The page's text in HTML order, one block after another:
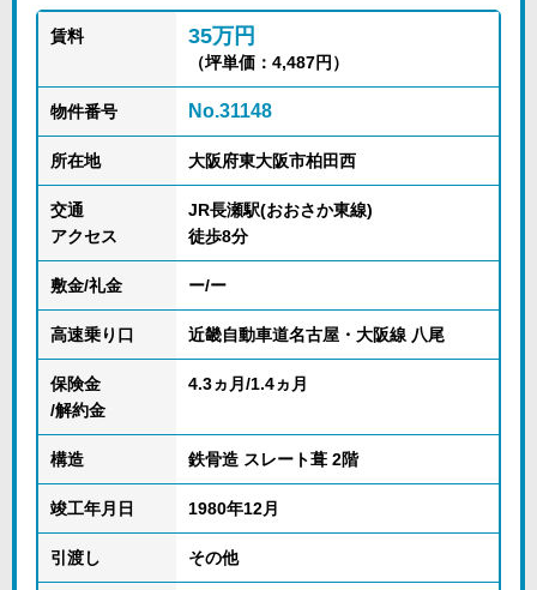
賃料 35万円
（坪単価：4,487円）
物件番号 No.31148
所在地 大阪府東大阪市柏田西
交通
アクセス
JR長瀬駅(おおさか東線)
徒歩8分
敷金/礼金 ー/ー
高速乗り口 近畿自動車道名古屋・大阪線 八尾
保険金
/解約金
4.3ヵ月/1.4ヵ月
構造 鉄骨造 スレート葺 2階
竣工年月日 1980年12月
引渡し その他